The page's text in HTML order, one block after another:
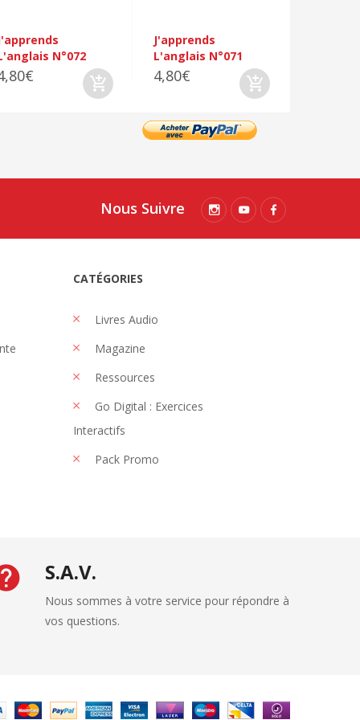
N°072
J'apprends
L'anglais N°071
4,80€
Nous Suivre
CATÉGORIES
Livres Audio
Magazine
Ressources
Go Digital : Exercices
Interactifs
Pack Promo
S.A.V.
Nous sommes à votre service pour répondre à
vos questions.